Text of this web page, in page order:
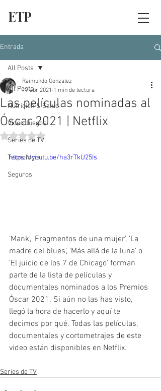
ETP
Entrada
All Posts
Nutrición & Salud
Video Juegos
Series de TV
Tecnología
Seguros
All Posts
Las películas nominadas al
Óscar 2021 | Netflix
Raimundo Gonzalez
17 abr 2021 1 min de lectura
Obtuvo NaN de 5 estrellas.
https://youtu.be/ha3rTkU25Is
'Mank', 'Fragmentos de una mujer', 'La
madre del blues', 'Más allá de la luna' o
'El juicio de los 7 de Chicago' forman
parte de la lista de películas y
documentales nominados a los Premios
Óscar 2021. Si aún no las has visto,
llegó la hora de hacerlo y aquí te
decimos por qué. Todas las películas,
documentales y cortometrajes de este
video están disponibles en Netflix.
Series de TV